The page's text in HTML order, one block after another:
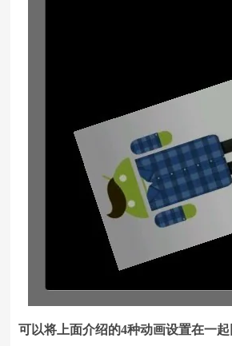
可以将上面介绍的4种动画设置在一